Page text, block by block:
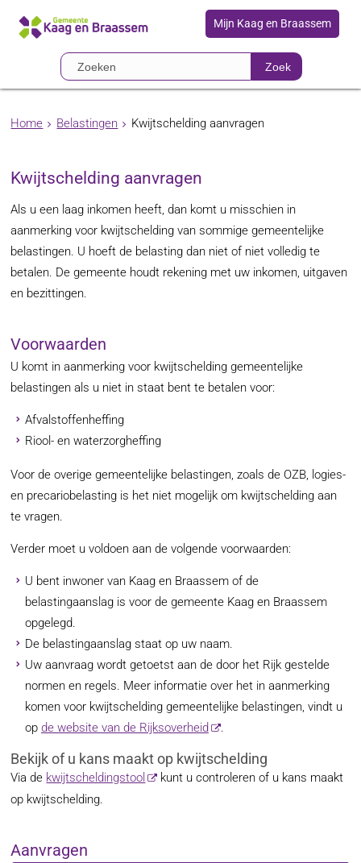
Mijn Kaag en Braassem
Zoek
Home Belastingen Kwijtschelding aanvragen
Kwijtschelding aanvragen
Als u een laag inkomen heeft, dan komt u misschien in
aanmerking voor kwijtschelding van sommige gemeentelijke
belastingen. U hoeft de belasting dan niet of niet volledig te
betalen. De gemeente houdt rekening met uw inkomen, uitgaven
en bezittingen.
Voorwaarden
U komt in aanmerking voor kwijtschelding gemeentelijke
belastingen als u niet in staat bent te betalen voor:
Afvalstoffenheffing
Riool- en waterzorgheffing
Voor de overige gemeentelijke belastingen, zoals de OZB, logies-
en precariobelasting is het niet mogelijk om kwijtschelding aan
te vragen.
Verder moet u voldoen aan de volgende voorwaarden:
U bent inwoner van Kaag en Braassem of de
belastingaanslag is voor de gemeente Kaag en Braassem
opgelegd.
De belastingaanslag staat op uw naam.
Uw aanvraag wordt getoetst aan de door het Rijk gestelde
normen en regels. Meer informatie over het in aanmerking
komen voor kwijtschelding gemeentelijke belastingen, vindt u
op de website van de Rijksoverheid .
Bekijk of u kans maakt op kwijtschelding
Via de kwijtscheldingstool
kunt u controleren of u kans maakt
op kwijtschelding.
Aanvragen